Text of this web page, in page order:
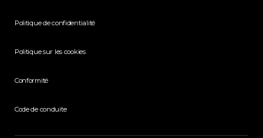
Politique de confidentialité
Politique sur les cookies
Conformité
Code de conduite